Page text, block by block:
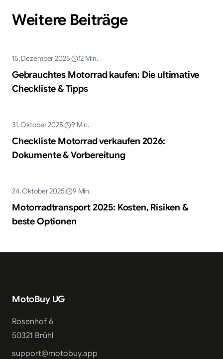
Weitere Beiträge
Ratgeber
15. Dezember 2025 12Min.
Gebrauchtes Motorrad kaufen: Die ultimative
Checkliste & Tipps
Ratgeber
31. Oktober 2025 9 Min.
Checkliste Motorrad verkaufen 2026:
Dokumente & Vorbereitung
Ratgeber
24. Oktober 2025 9 Min.
Motorradtransport 2025: Kosten, Risiken &
beste Optionen
MotoBuy UG
Rosenhof 6
50321 Brühl
support@motobuy.app